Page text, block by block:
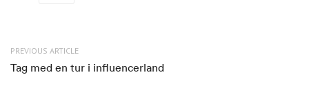
PREVIOUS ARTICLE
Tag med en tur i influencerland